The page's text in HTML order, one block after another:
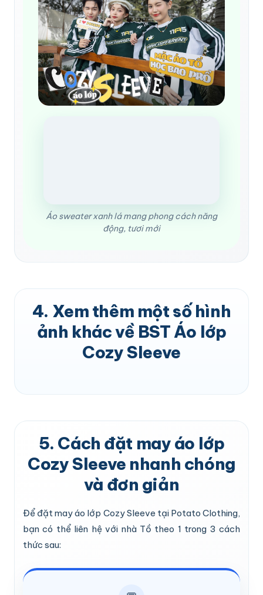
Áo sweater xanh lá mang phong cách năng
động, tươi mới
4. Xem thêm một số hình
ảnh khác về BST Áo lớp
Cozy Sleeve
5. Cách đặt may áo lớp
Cozy Sleeve nhanh chóng
và đơn giản
Để đặt may áo lớp Cozy Sleeve tại Potato Clothing,
bạn có thể liên hệ với nhà Tồ theo 1 trong 3 cách
thức sau: